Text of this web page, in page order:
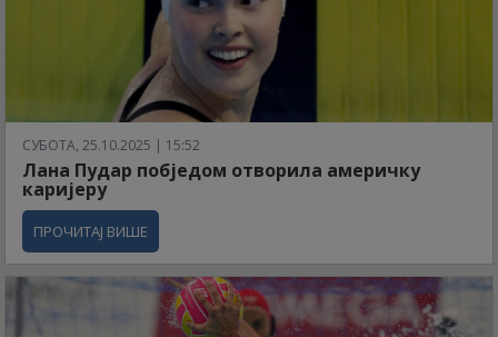
СУБОТА, 25.10.2025 | 15:52
Лана Пудар побједом отворила америчку
каријеру
ПРОЧИТАЈ ВИШЕ